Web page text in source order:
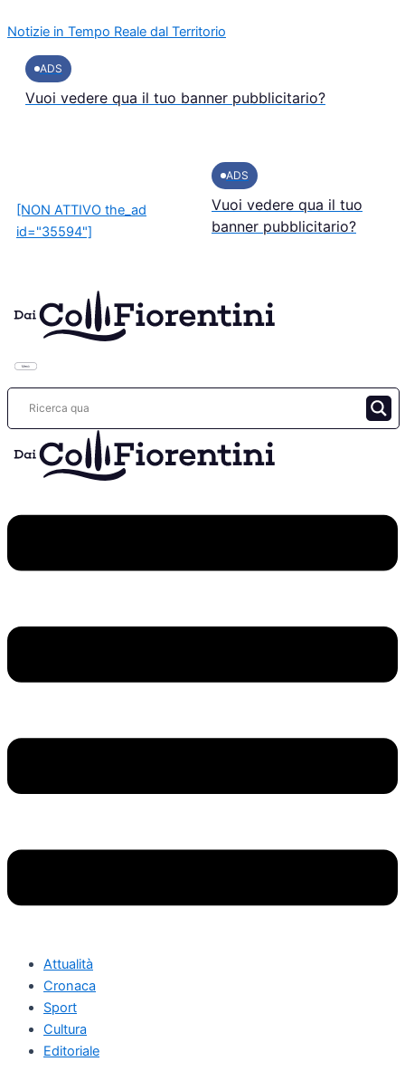
al
contenuto
Notizie in Tempo Reale dal Territorio
ADS
Vuoi vedere qua il tuo banner pubblicitario?
[NON ATTIVO the_ad
id="35594"]
ADS
Vuoi vedere qua il tuo
banner pubblicitario?
Menu
Attualità
Cronaca
Sport
Cultura
Editoriale